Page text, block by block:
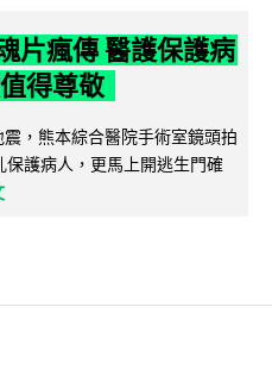
片瘋傳 醫護保護病
得尊敬
，熊本綜合醫院手術室鏡頭拍
護病人，更馬上開逃生門確